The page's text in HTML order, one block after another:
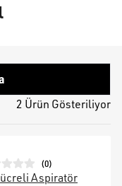
2 Ürün Gösteriliyor
(0)
Aspiratör